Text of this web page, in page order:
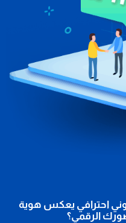
احترافي يعكس هوية
الرقمي؟